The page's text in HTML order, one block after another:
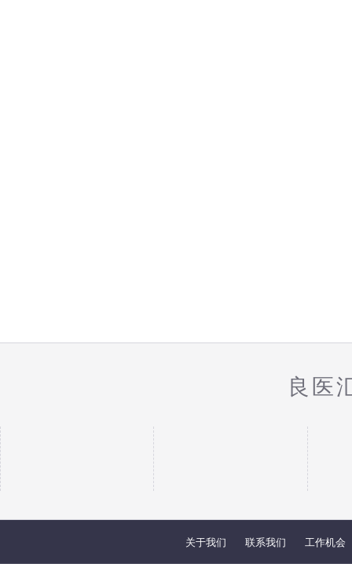
良医
关于我们 联系我们 工作机会